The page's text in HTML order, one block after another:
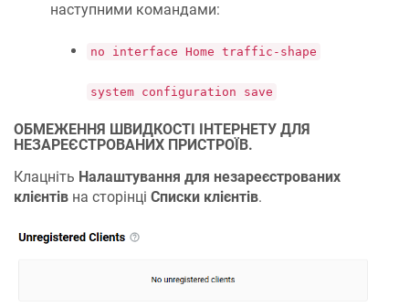
наступними командами:
no interface Home traffic-shape
system configuration save
ОБМЕЖЕННЯ ШВИДКОСТІ ІНТЕРНЕТУ ДЛЯ
НЕЗАРЕЄСТРОВАНИХ ПРИСТРОЇВ.
Клацніть Налаштування для незареєстрованих
клієнтів на сторінці Списки клієнтів.